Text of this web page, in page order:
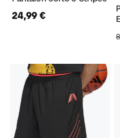
24,99 €